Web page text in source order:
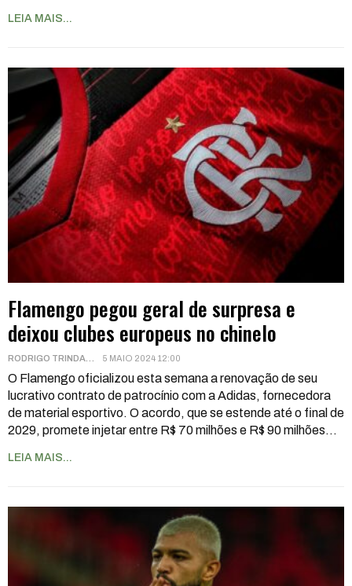
LEIA MAIS...
Flamengo pegou geral de surpresa e
deixou clubes europeus no chinelo
5 MAIO 2024 12:00
O Flamengo oficializou esta semana a renovação de seu
lucrativo contrato de patrocínio com a Adidas, fornecedora
de material esportivo. O acordo, que se estende até o final de
2029, promete injetar entre R$ 70 milhões e R$ 90 milhões…
LEIA MAIS...